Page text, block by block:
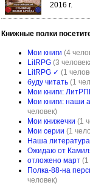
2016 г.
Книжные полки
Мои книги (4
LitRPG (3
LitRPG ✓ (1
буду читать (1
Мои книги:
Мои книги: наши
человек)
Мои книжечки (1
Мои серии (1
Наша литература
Ожидаю от
отложено март (1
Полка-88-на
человек)